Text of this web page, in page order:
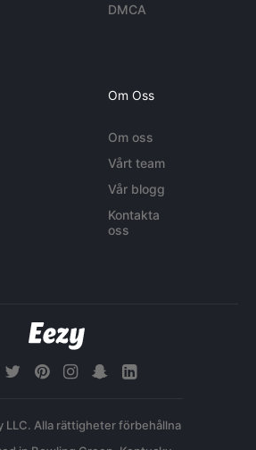
DMCA
Om Oss
Om oss
Vårt team
Vår blogg
Kontakta
oss
LLC. Alla rättigheter förbehållna